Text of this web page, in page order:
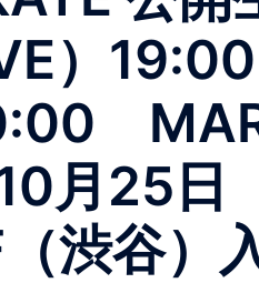
）
月25日
渋谷）